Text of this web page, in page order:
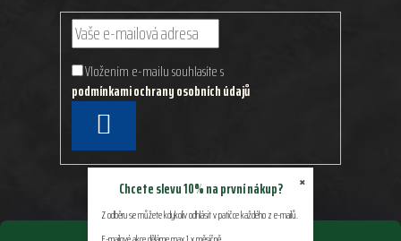
Vložením e-mailu souhlasíte s
podmínkami ochrany osobních údajů
SE
×
Chcete slevu 10% na první nákup?
Z odběru se můžete kdykoliv odhlásit v patičce každého z e-mailů.